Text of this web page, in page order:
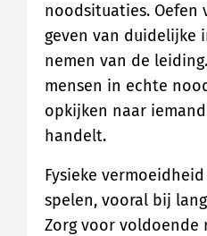
noodsituaties. Oefen
geven van duidelijke
nemen van de
mensen in echte
opkijken naar
handelt.
Fysieke
spelen, vooral bij
Zorg voor voldoende